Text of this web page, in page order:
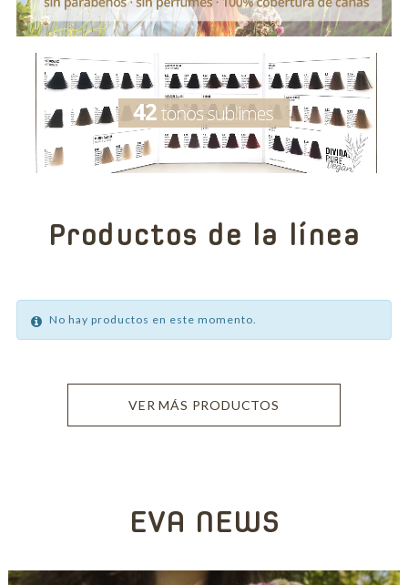
Productos de la línea
No hay productos en este momento.
VER MÁS PRODUCTOS
EVA NEWS